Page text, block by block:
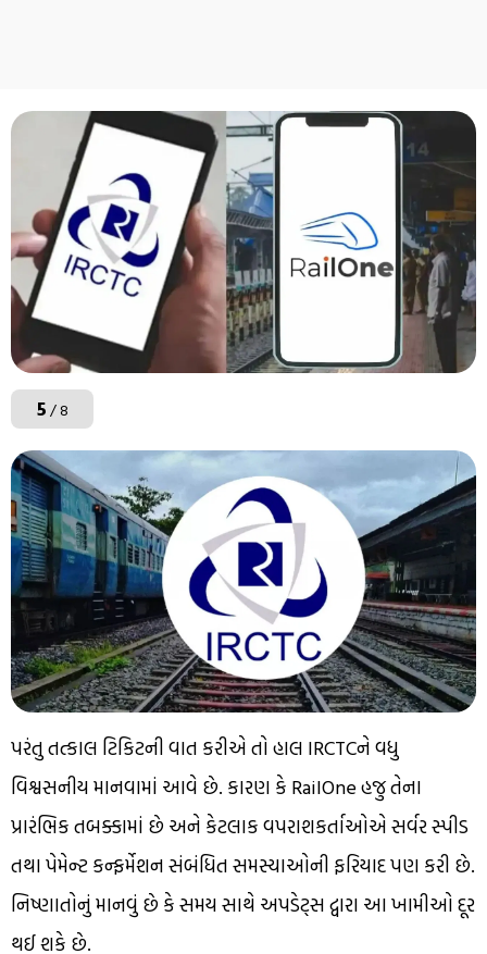
5/ 8
પરંતુ તત્કાલ ટિકિટની વાત કરીએ તો હાલ IRCTCને વધુ
વિશ્વસનીય માનવામાં આવે છે. કારણ કે RailOne હજુ તેના
પ્રારંભિક તબક્કામાં છે અને કેટલાક વપરાશકર્તાઓએ સર્વર સ્પીડ
તથા પેમેન્ટ કન્ફર્મેશન સંબંધિત સમસ્યાઓની ફરિયાદ પણ કરી છે.
નિષ્ણાતોનું માનવું છે કે સમય સાથે અપડેટ્સ દ્વારા આ ખામીઓ દૂર
થઈ શકે છે.